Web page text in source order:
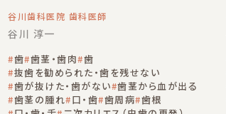
解説
谷川歯科医院 歯科医師
谷川 淳一
歯 歯茎・歯肉 歯
抜歯を勧められた・歯を残せない
歯が抜けた・歯がない 歯茎から血が出る
歯茎の腫れ 口・歯 歯周病 歯根